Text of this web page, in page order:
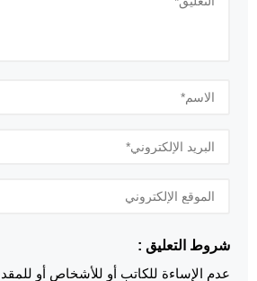
شروط التعليق :
عدم الإساءة للكاتب أو للأشخاص أو